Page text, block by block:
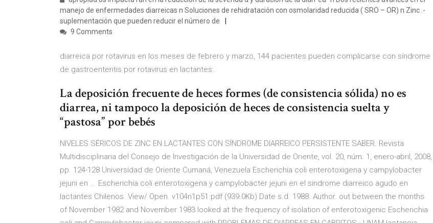
manejo de enfermedades diarreicas n Soluciones de rehidratación con osmolaridad reducida ( SRO – OR) n Zinc .­
suplementación que pueden reducir el número de
9 Comments
diarreica por rotavirus en los meses de febrero y marzo, 144 pacientes pueden complicarse con síndrome
de gastroenteritis por rotavirus en lactantes:.
La deposición frecuente de heces formes (de consistencia sólida) no es
diarrea, ni tampoco la deposición de heces de consistencia suelta y
“pastosa” por bebés
NIVELES SÉRICOS DE ZINC EN LACTANTES CON SÍNDROME DIARREICO PERSISTENTE SABER. Revista
Multidisciplinaria del Consejo de Investigación de la Universidad de Oriente, vol. 20, núm. 1, enero-abril, 2008,
pp. 124-128 Universidad de Oriente Cumaná, Venezuela Escherichia coli enterotoxigena y campylobacter
jejuni en ... Escherichia coli enterotoxigena y campylobacter jejuni en el sindrome diarreico agudo en
lactantes Chilenos. View/ Open. v104n1p51.pdf (939.0Kb) Date s.d. 1988. Author. out between the months
of November 1982 and November 1983 looked at the frequency of isolation of enterotoxigenic Escherichia